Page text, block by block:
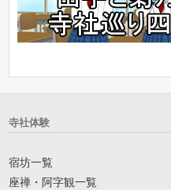
寺社体験
宿坊一覧
座禅・阿字観一覧